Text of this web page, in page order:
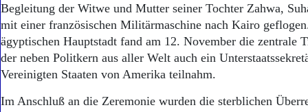
Begleitung der Witwe und Mutter seiner Tochter Zahwa,
mit einer französischen Militärmaschine nach Kairo
ägyptischen Hauptstadt fand am 12. November die zentrale
der neben Politkern aus aller Welt auch ein
Vereinigten Staaten von Amerika teilnahm.
Im Anschluß an die Zeremonie wurden die sterblichen